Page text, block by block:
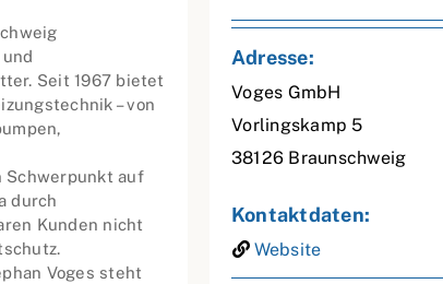
Seit 1967 bietet
– von
Schwerpunkt auf
durch
Kunden nicht
Voges steht
Adresse:
Voges GmbH
Vorlingskamp 5
38126 Braunschweig
Kontaktdaten:
Website